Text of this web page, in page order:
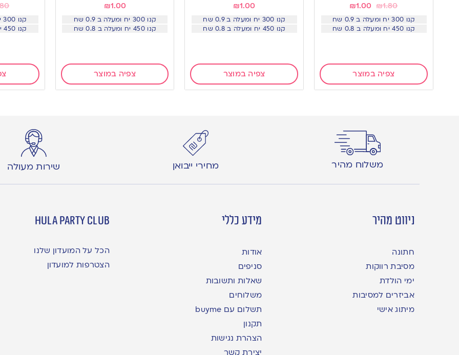
₪1.80
₪1.00
קנו 300 יח ומעלה ב 0.9 שח
קנו 450 יח ומעלה ב 0.8 שח
צפיה במוצר
₪1.00
קנו 300 יח ומעלה ב 0.9 שח
קנו 450 יח ומעלה ב 0.8 שח
צפיה במוצר
₪1.00
קנו 300 יח ומעלה ב 0.9 שח
קנו 450 יח ומעלה ב 0.8 שח
צפיה במוצר
קנו 300 יח ומעלה ב 0.9 שח
קנו 450 יח ומעלה ב 0.8 שח
משלוח מהיר מחירי ייבואן שירות מעולה
ניווט מהיר
חתונה
מסיבת רווקות
ימי הולדת
אביזרים למסיבות
מיתוג אישי
מידע כללי
אודות
סניפים
שאלות ותשובות
משלוחים
תשלום עם buyme
תקנון
הצהרת נגישות
יצירת קשר
hula party club
הכל על המועדון שלנו
הצטרפות למועדון